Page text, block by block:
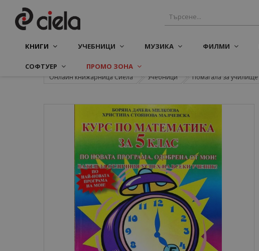
КНИГИ УЧЕБНИЦИ МУЗИКА ФИЛМИ
СОФТУЕР ПРОМО ЗОНА
Онлайн книжарница Сиела Учебници Помагала за училище